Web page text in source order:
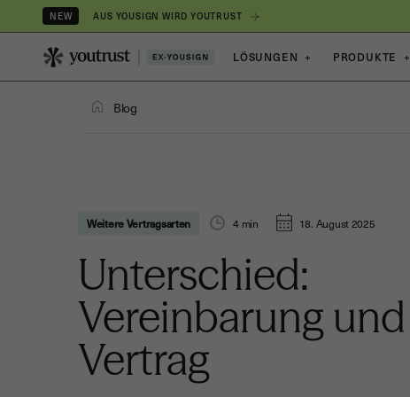
NEW AUS YOUSIGN WIRD YOUTRUST
LÖSUNGEN + PRODUKTE +
Blog
Weitere Vertragsarten 4min 18. August 2025
Unterschied:
Vereinbarung und
Vertrag